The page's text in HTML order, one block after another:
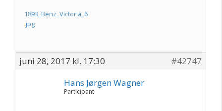
1893_Benz_Victoria_6
.jpg
juni 28, 2017 kl. 17:30
#42747
Hans Jørgen Wagner
Participant